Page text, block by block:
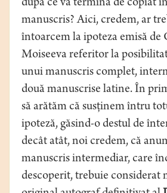
după ce va termina de copiat
manuscris? Aici, credem, ar
întoarcem la ipoteza emisă de
Moiseeva referitor la
unui manuscris complet,
două manuscrise latine. În
să arătăm că susţinem întru
ipoteză, găsind-o destul de
decât atât, noi credem, că
manuscris intermediar, care
descoperit, trebuie considerat